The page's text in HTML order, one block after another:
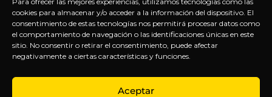
cookies para almacenar y/o acceder a la información del dispositivo. El
consentimiento de estas tecnologías nos permitirá procesar datos como
el comportamiento de navegación o las identificaciones únicas en este
sitio. No consentir o retirar el consentimiento, puede afectar
negativamente a ciertas características y funciones.
Aceptar
suscripción.
EXPLORA LEGAL SÍGUENOS